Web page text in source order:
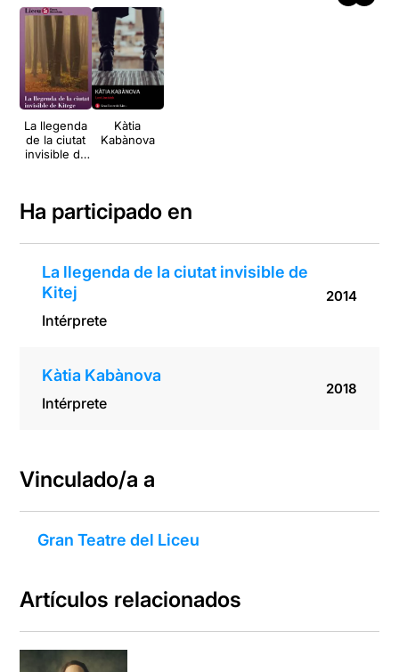
La llegenda
de la ciutat
invisible de
Kàtia
Kabànova
Ha participado en
La llegenda de la ciutat invisible de
Kitej
Intérprete
2014
Kàtia Kabànova
Intérprete
2018
Vinculado/a a
Gran Teatre del Liceu
Artículos relacionados